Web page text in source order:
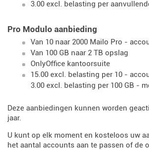
3.00 excl. belasting per
Pro Modulo aanbieding
Van 10 naar 2000 Mailo Pro -
Van 100 GB naar 2 TB opslag
OnlyOffice kantoorsuite
15.00 excl. belasting per 10 -
3.00 excl. belasting per 100 GB -
Deze aanbiedingen kunnen worden
jaar.
U kunt op elk moment en kosteloos uw
het aantal accounts aan te passen of de